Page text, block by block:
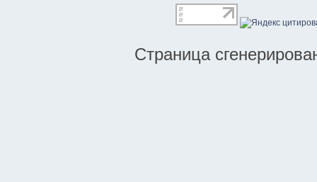
Страница